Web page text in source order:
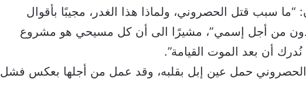
سبب قتل الحصروني، ولماذا هذا الغدر، مجيبًا بأقوال
من أجل إسمي”، مشيرًا الى أن كل مسيحي هو مشروع
أن بعد الموت القيامة”.
الحصروني حمل عين إبل بقلبه، وقد عمل من أجلها بعكس فشل